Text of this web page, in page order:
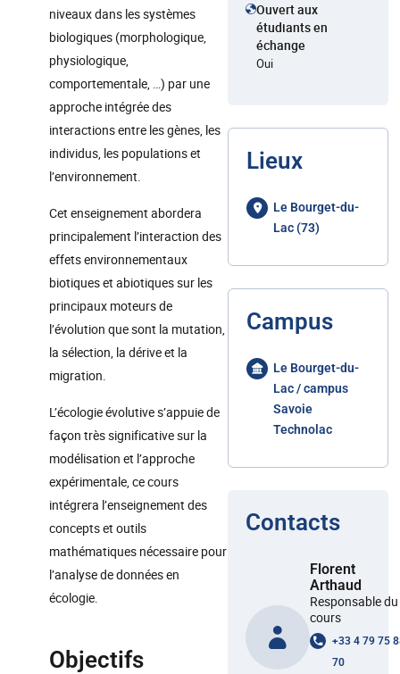
niveaux dans les systèmes
biologiques (morphologique,
physiologique,
comportementale, …) par une
approche intégrée des
interactions entre les gènes, les
individus, les populations et
l’environnement.
Cet enseignement abordera
principalement l’interaction des
effets environnementaux
biotiques et abiotiques sur les
principaux moteurs de
l’évolution que sont la mutation,
la sélection, la dérive et la
migration.
L’écologie évolutive s’appuie de
façon très significative sur la
modélisation et l’approche
expérimentale, ce cours
intégrera l’enseignement des
concepts et outils
mathématiques nécessaire pour
l’analyse de données en
écologie.
Objectifs
Ouvert aux
étudiants en
échange
Oui
Lieux
Le Bourget-du-
Lac (73)
Campus
Le Bourget-du-
Lac / campus
Savoie
Technolac
Contacts
Florent
Arthaud
Responsable du
cours
+33 4 79 75
70